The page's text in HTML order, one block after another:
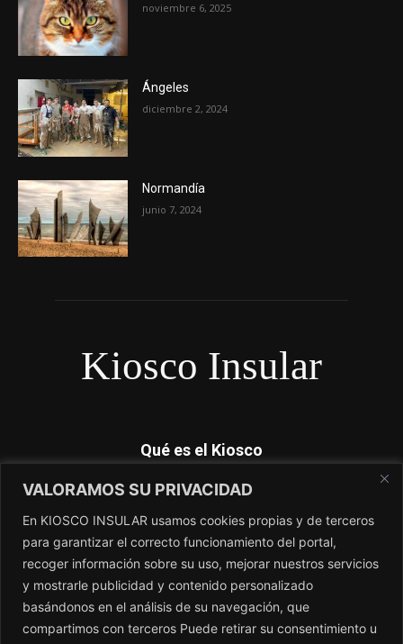
VALORAMOS SU PRIVACIDAD
En KIOSCO INSULAR usamos cookies propias y de terceros
para garantizar el correcto funcionamiento del portal,
recoger información sobre su uso, mejorar nuestros servicios
y mostrarle publicidad y contenido personalizado
basándonos en el análisis de su navegación, que
compartimos con terceros Puede retirar su consentimiento u
noviembre 6, 2025
Ángeles
diciembre 2, 2024
Normandía
junio 7, 2024
Kiosco Insular
Qué es el Kiosco
Kiosco Insular es el magacín independiente de Canarias. No
dependemos de subvenciones y nosotros si contamos lo que
los periódicos no cuentan. El único periódico sin amo.
Contacto:redaccion@kioscoinsular.com